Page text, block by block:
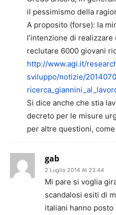
il pessimismo della
A proposito (forse): la
l’intenzione di
reclutare 6000 giovani
http://www.agi.it/
sviluppo/notizie/
Si dice anche che stia
decreto per le misure
per altre questioni,
gab
2 Luglio 2014 At 23:44
Mi pare si voglia
scandalosi esiti di
italiani hanno posto